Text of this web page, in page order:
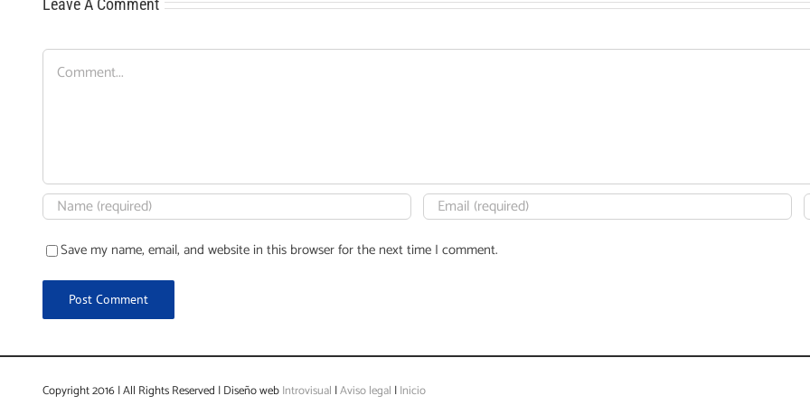
Leave A Comment
Comment
Save my name, email, and website in this browser for the next time I comment.
Copyright 2016 | All Rights Reserved | Diseño webIntrovisual |Aviso legal |Inicio